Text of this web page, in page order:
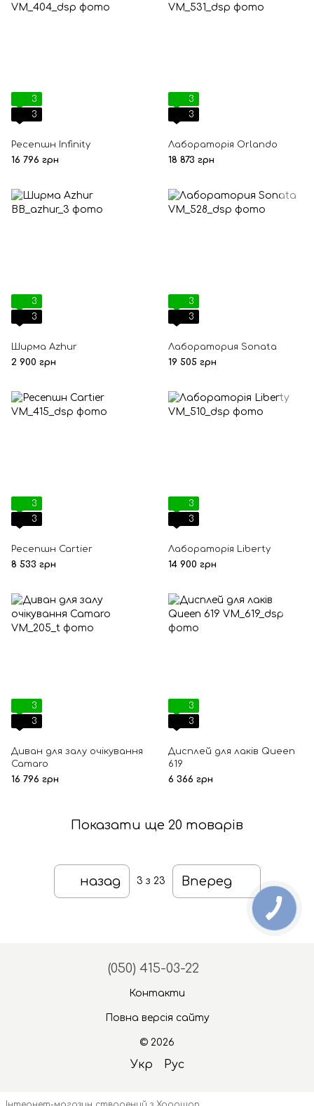
3
3
Ресепшн Infinity
16 796 грн
3
3
Лабораторія Orlando
18 873 грн
3
3
Ширма Azhur
2 900 грн
3
3
Лаборатория Sonata
19 505 грн
3
3
Ресепшн Cartier
8 533 грн
3
3
Лабораторія Liberty
14 900 грн
3
3
Диван для залу очікування
Camaro
16 796 грн
3
3
Дисплей для лаків Queen
619
6 366 грн
Показати ще 20 товарів
назад 3 з 23 Вперед
(050) 415-03-22
Контакти
Повна версія сайту
© 2026
Укр Рус